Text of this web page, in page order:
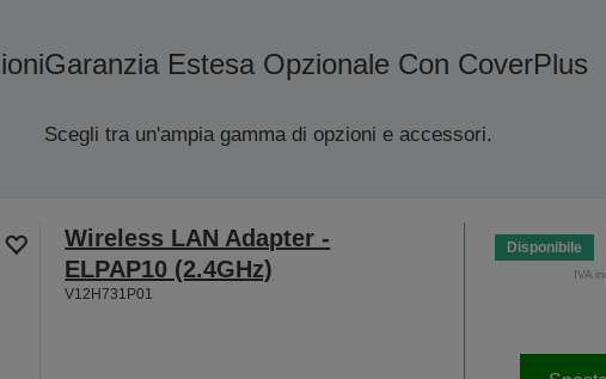
Garanzia Estesa Opzionale Con CoverPlus
Scegli tra un'ampia gamma di opzioni e accessori.
Wireless LAN Adapter -
ELPAP10 (2.4GHz)
V12H731P01
Disponibile
IVA